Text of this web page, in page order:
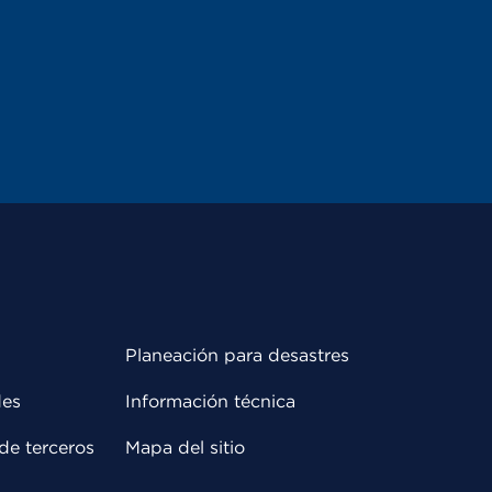
terceros
Planeación para desastres
Información técnica
Mapa del sitio